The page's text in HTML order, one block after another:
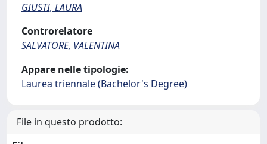
GIUSTI, LAURA
Controrelatore
SALVATORE, VALENTINA
Appare nelle tipologie:
Laurea triennale (Bachelor's Degree)
File in questo prodotto: